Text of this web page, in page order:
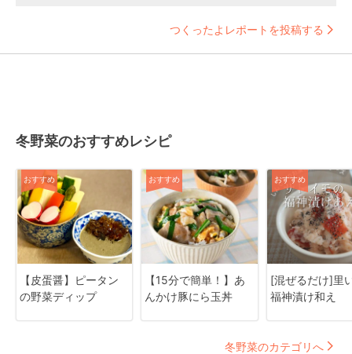
つくったよレポートを投稿する
冬野菜のおすすめレシピ
おすすめ
【皮蛋醤】ピータン
の野菜ディップ
おすすめ
【15分で簡単！】あ
んかけ豚にら玉丼
おすすめ
[混ぜるだけ]里
福神漬け和え
冬野菜のカテゴリへ